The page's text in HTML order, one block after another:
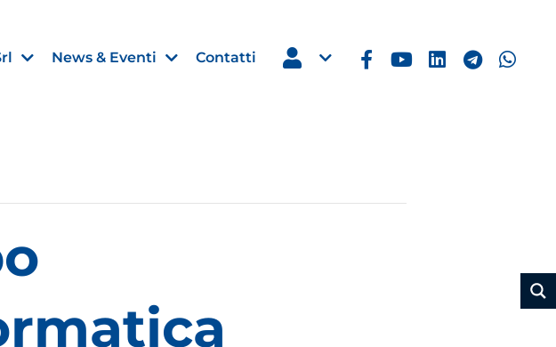
News & Eventi
e Incentivi alle Imprese
Estero
Contatti